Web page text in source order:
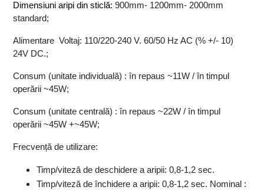
Dimensiuni aripi din sticlă: 900mm- 1200mm- 2000mm
standard;
Alimentare  Voltaj: 110/220-240 V. 60/50 Hz AC (% +/- 10)
24V DC.;
Consum (unitate individuală) : în repaus ~11W / în timpul
operării ~45W;
Consum (unitate centrală) : în repaus ~22W / în timpul
operării ~45W +~45W;
Frecvență de utilizare:
Timp/viteză de deschidere a aripii: 0,8-1,2 sec.
Timp/viteză de închidere a aripii: 0,8-1,2 sec. Nominal :